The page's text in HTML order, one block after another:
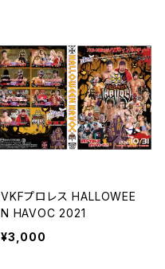
VKFプロレス HALLOWEE
N HAVOC 2021
¥3,000